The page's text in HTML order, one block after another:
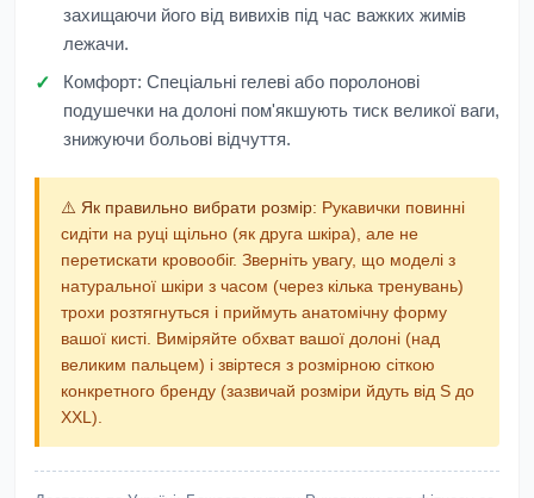
захищаючи його від вивихів під час важких жимів
лежачи.
Комфорт: Спеціальні гелеві або поролонові
подушечки на долоні пом'якшують тиск великої ваги,
знижуючи больові відчуття.
⚠️ Як правильно вибрати розмір: Рукавички повинні
сидіти на руці щільно (як друга шкіра), але не
перетискати кровообіг. Зверніть увагу, що моделі з
натуральної шкіри з часом (через кілька тренувань)
трохи розтягнуться і приймуть анатомічну форму
вашої кисті. Виміряйте обхват вашої долоні (над
великим пальцем) і звіртеся з розмірною сіткою
конкретного бренду (зазвичай розміри йдуть від S до
XXL).